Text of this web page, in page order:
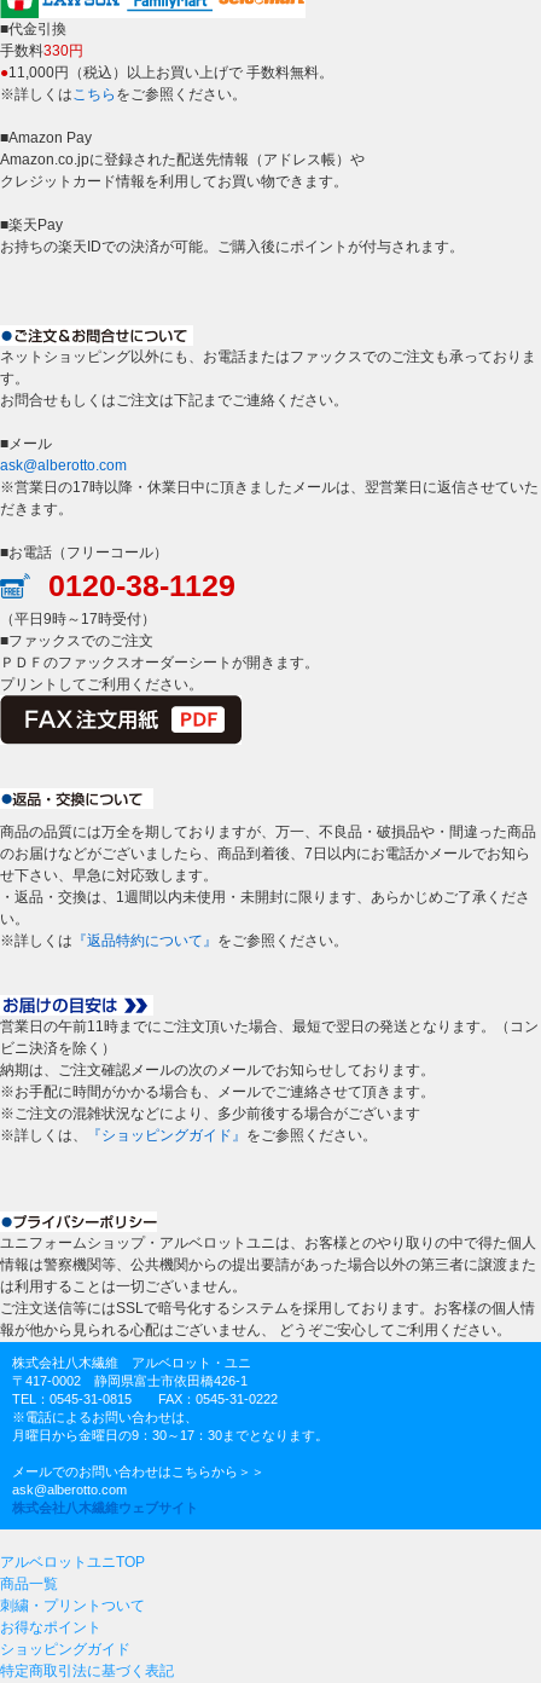
■代金引換
手数料330円
●11,000円（税込）以上お買い上げで 手数料無料。
※詳しくは こちら をご参照ください。
■Amazon Pay
Amazon.co.jpに登録された配送先情報（アドレス帳）や
クレジットカード情報を利用してお買い物できます。
■楽天Pay
お持ちの楽天IDでの決済が可能。ご購入後にポイントが付与されます。
ネットショッピング以外にも、お電話またはファックスでのご注文も承っておりま
す。
お問合せもしくはご注文は下記までご連絡ください。
■メール
ask@alberotto.com
※営業日の17時以降・休業日中に頂きましたメールは、翌営業日に返信させていた
だきます。
■お電話（フリーコール）
0120-38-1129
（平日9時～17時受付）
■ファックスでのご注文
ＰＤＦのファックスオーダーシートが開きます。
プリントしてご利用ください。
商品の品質には万全を期しておりますが、万一、不良品・破損品や・間違った商品
のお届けなどがございましたら、商品到着後、7日以内にお電話かメールでお知ら
せ下さい、早急に対応致します。
・返品・交換は、1週間以内未使用・未開封に限ります、あらかじめご了承くださ
い。
※詳しくは 『返品特約について』 をご参照ください。
営業日の午前11時までにご注文頂いた場合、最短で翌日の発送となります。（コン
ビニ決済を除く）
納期は、ご注文確認メールの次のメールでお知らせしております。
※お手配に時間がかかる場合も、メールでご連絡させて頂きます。
※ご注文の混雑状況などにより、多少前後する場合がございます
※詳しくは、
『ショッピングガイド』 をご参照ください。
ユニフォームショップ・アルベロットユニは、お客様とのやり取りの中で得た個人
情報は警察機関等、公共機関からの提出要請があった場合以外の第三者に譲渡また
は利用することは一切ございません。
ご注文送信等にはSSLで暗号化するシステムを採用しております。お客様の個人情
報が他から見られる心配はございません、 どうぞご安心してご利用ください。
株式会社八木繊維 アルベロット・ユニ
〒417-0002 静岡県富士市依田橋426-1
TEL：0545-31-0815 FAX：0545-31-0222
※電話によるお問い合わせは、
月曜日から金曜日の9：30～17：30までとなります。
メールでのお問い合わせはこちらから＞＞
ask@alberotto.com
株式会社八木繊維ウェブサイト
アルベロットユニTOP
商品一覧
刺繍・プリントついて
お得なポイント
ショッピングガイド
特定商取引法に基づく表記